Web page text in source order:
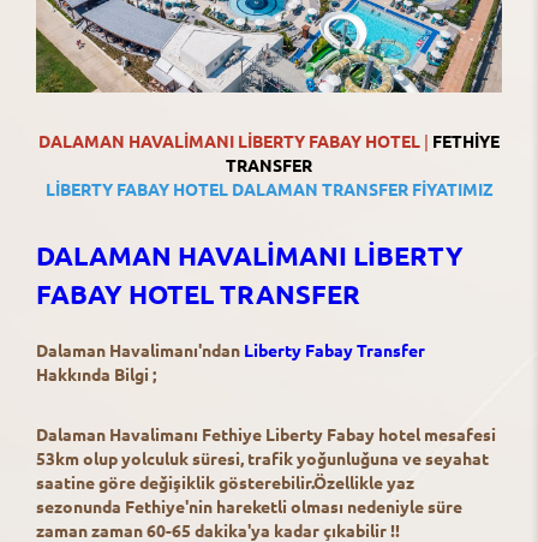
DALAMAN HAVALİMANI LİBERTY FABAY HOTEL | FETHİYE
TRANSFER
LİBERTY FABAY HOTEL DALAMAN TRANSFER FİYATIMIZ
DALAMAN HAVALİMANI LİBERTY
FABAY HOTEL TRANSFER
Dalaman Havalimanı'ndan Liberty Fabay Transfer
Hakkında Bilgi ;
Dalaman Havalimanı Fethiye Liberty Fabay hotel mesafesi
53km olup yolculuk süresi, trafik yoğunluğuna ve seyahat
saatine göre değişiklik gösterebilir.Özellikle yaz
sezonunda Fethiye'nin hareketli olması nedeniyle süre
zaman zaman 60-65 dakika'ya kadar çıkabilir !!